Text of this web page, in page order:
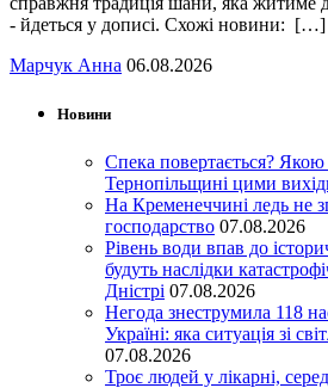
- йдеться у дописі. Схожі новини: […]
Марчук Анна 06.08.2026
Новини
Спека повертається? Якою
Тернопільщині цими
На Кременеччині ледь не
господарство 07.08.2026
Рівень води впав до
будуть наслідки
Дністрі 07.08.2026
Негода знеструмила 118
Україні: яка ситуація зі
07.08.2026
Троє людей у лікарні,